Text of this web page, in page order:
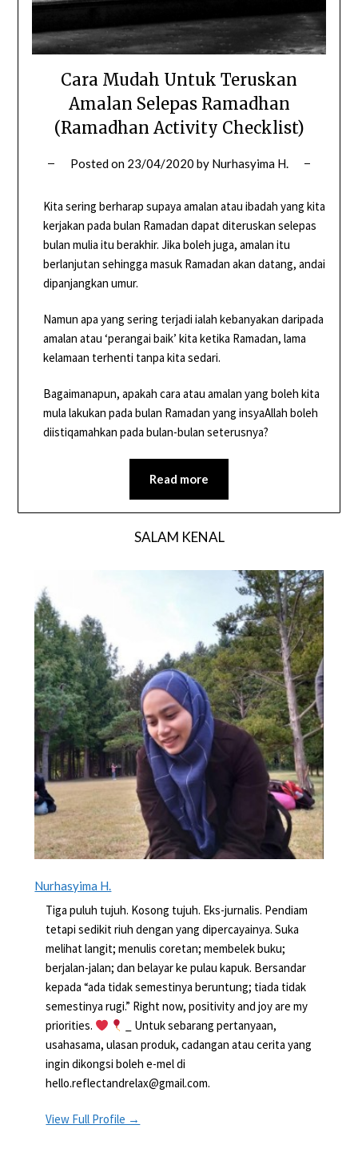
Cara Mudah Untuk Teruskan
Amalan Selepas Ramadhan
(Ramadhan Activity Checklist)
Posted on 23/04/2020 by Nurhasyima H.
Kita sering berharap supaya amalan atau ibadah yang kita
kerjakan pada bulan Ramadan dapat diteruskan selepas
bulan mulia itu berakhir. Jika boleh juga, amalan itu
berlanjutan sehingga masuk Ramadan akan datang, andai
dipanjangkan umur.
Namun apa yang sering terjadi ialah kebanyakan daripada
amalan atau ‘perangai baik’ kita ketika Ramadan, lama
kelamaan terhenti tanpa kita sedari.
Bagaimanapun, apakah cara atau amalan yang boleh kita
mula lakukan pada bulan Ramadan yang insyaAllah boleh
diistiqamahkan pada bulan-bulan seterusnya?
Read more
SALAM KENAL
Nurhasyima H.
Tiga puluh tujuh. Kosong tujuh. Eks-jurnalis. Pendiam
tetapi sedikit riuh dengan yang dipercayainya. Suka
melihat langit; menulis coretan; membelek buku;
berjalan-jalan; dan belayar ke pulau kapuk. Bersandar
kepada “ada tidak semestinya beruntung; tiada tidak
semestinya rugi.” Right now, positivity and joy are my
priorities.
_ Untuk sebarang pertanyaan,
usahasama, ulasan produk, cadangan atau cerita yang
ingin dikongsi boleh e-mel di
hello.reflectandrelax@gmail.com.
View Full Profile →